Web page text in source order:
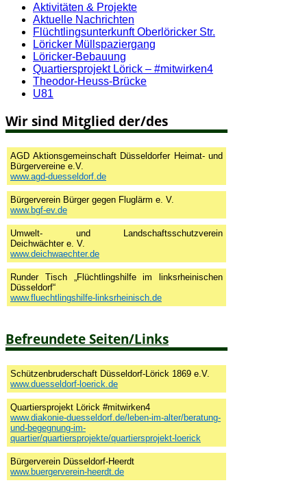
Aktivitäten & Projekte
Aktuelle Nachrichten
Flüchtlingsunterkunft Oberlöricker Str.
Löricker Müllspaziergang
Löricker-Bebauung
Quartiersprojekt Lörick – #mitwirken4
Theodor-Heuss-Brücke
U81
Wir sind Mitglied der/des
AGD Aktionsgemeinschaft Düsseldorfer Heimat- und
Bürgervereine e.V.
www.agd-duesseldorf.de
Bürgerverein Bürger gegen Fluglärm e. V.
www.bgf-ev.de
Umwelt- und Landschaftsschutzverein
Deichwächter e. V.
www.deichwaechter.de
Runder Tisch „Flüchtlingshilfe im linksrheinischen
Düsseldorf“
www.fluechtlingshilfe-linksrheinisch.de
Befreundete Seiten/Links
Schützenbruderschaft Düsseldorf-Lörick 1869 e.V.
www.duesseldorf-loerick.de
Quartiersprojekt Lörick #mitwirken4
www.diakonie-duesseldorf.de/leben-im-alter/beratung-
und-begegnung-im-
quartier/quartiersprojekte/quartiersprojekt-loerick
Bürgerverein Düsseldorf-Heerdt
www.buergerverein-heerdt.de